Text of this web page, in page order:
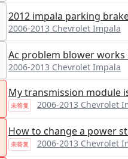
2012 impala parking
2006-2013 Chevrolet Impala
Ac problem blower
2006-2013 Chevrolet Impala
My transmission module
未答复 2006-2013 Chevrolet
How to change a power
未答复 2006-2013 Chevrolet